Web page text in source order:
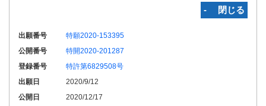
‐ 閉じる
出願番号
特願2020-153395
公開番号
特開2020-201287
登録番号
特許第6829508号
出願日
2020/9/12
公開日
2020/12/17